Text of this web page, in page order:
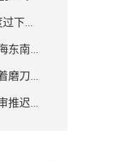
今天北京最高温-1℃ 或度过下半年来最冷白天
台风“雷伊”今晚将移入南海东南部海面 强度逐渐增强
批量复制的“爱国爽文”藏着磨刀霍霍
“南京女大学生遇害案”庭审推迟 律师详解何为排除非法证据